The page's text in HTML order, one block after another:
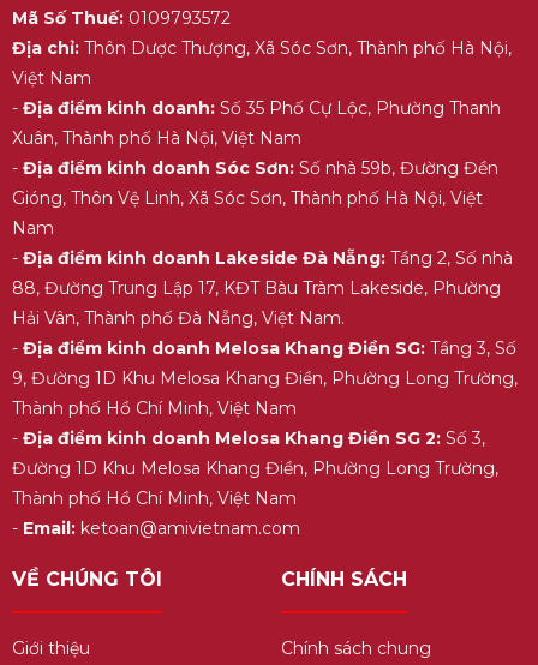
Mã Số Thuế:0109793572
Địa chỉ:Thôn Dược Thượng, Xã Sóc Sơn, Thành phố Hà Nội,
Việt Nam
- Địa điểm kinh doanh:Số 35 Phố Cự Lộc, Phường Thanh
Xuân, Thành phố Hà Nội, Việt Nam
- Địa điểm kinh doanh Sóc Sơn:Số nhà 59b, Đường Đền
Gióng, Thôn Vệ Linh, Xã Sóc Sơn, Thành phố Hà Nội, Việt
Nam
- Địa điểm kinh doanh Lakeside Đà Nẵng:Tầng 2, Số nhà
88, Đường Trung Lập 17, KĐT Bàu Tràm Lakeside, Phường
Hải Vân, Thành phố Đà Nẵng, Việt Nam.
- Địa điểm kinh doanh Melosa Khang Điền SG:Tầng 3, Số
9, Đường 1D Khu Melosa Khang Điền, Phường Long Trường,
Thành phố Hồ Chí Minh, Việt Nam
- Địa điểm kinh doanh Melosa Khang Điền SG 2:Số 3,
Đường 1D Khu Melosa Khang Điền, Phường Long Trường,
Thành phố Hồ Chí Minh, Việt Nam
- Email:ketoan@amivietnam.com
VỀ CHÚNG TÔI
Giới thiệu
CHÍNH SÁCH
Chính sách chung